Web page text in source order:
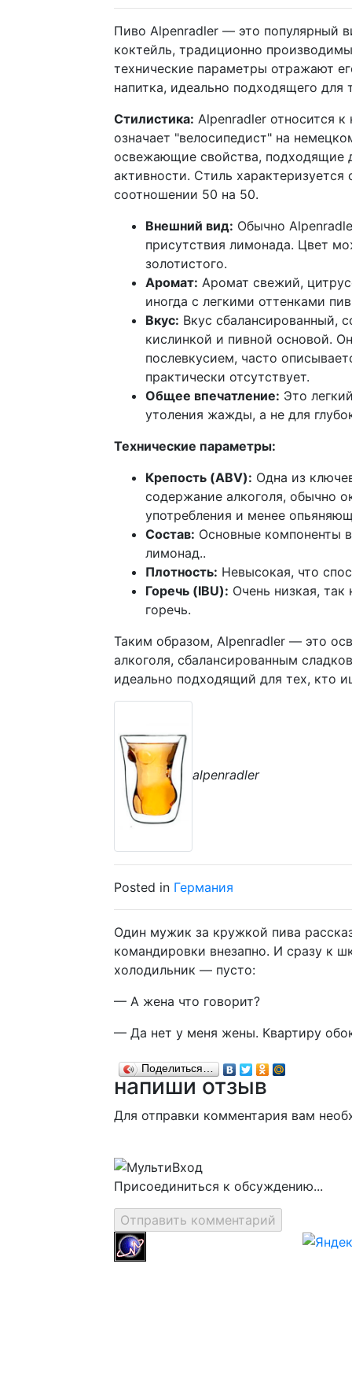
Пиво Alpenradler — это популярный
коктейль, традиционно
технические параметры отражают
напитка, идеально подходящего для
Стилистика: Alpenradler относится к
означает "велосипедист" на
освежающие свойства, подходящие
активности. Стиль
соотношении 50 на 50.
Внешний вид: Обычно
присутствия лимонада. Цвет
золотистого.
Аромат: Аромат свежий,
иногда с легкими оттенками
Вкус: Вкус сбалансированный,
кислинкой и пивной основой.
послевкусием, часто
практически отсутствует.
Общее впечатление: Это
утоления жажды, а не для
Технические параметры:
Крепость (ABV): Одна из
содержание алкоголя, обычно
употребления и менее
Состав: Основные компоненты
лимонад..
Плотность: Невысокая, что
Горечь (IBU): Очень низкая,
горечь.
Таким образом, Alpenradler — это
алкоголя, сбалансированным
идеально подходящий для тех, кто
alpenradler
Posted in Германия
Один мужик за кружкой пива
командировки внезапно. И сразу к
холодильник — пусто:
— А жена что говорит?
— Да нет у меня жены. Квартиру
Поделиться…
напиши отзыв
Для отправки комментария вам
Присоединиться к обсуждению...